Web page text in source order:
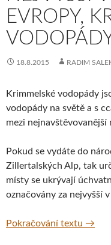
EVROPY,
18.8.2015 RADIM
Krimmelské vodopády
vodopády na světě a s
mezi nejnavštěvovanější
Pokud se vydáte do
Zillertalských Alp, tak
místy se ukrývají
označovány za nejvyšší
Pokračování textu →